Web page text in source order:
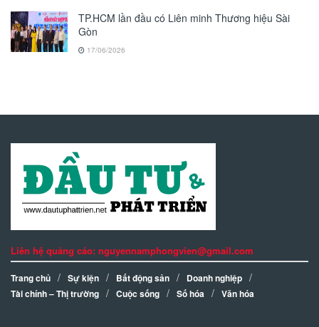
TP.HCM lần đầu có Liên minh Thương hiệu Sài
Gòn
17/06/2026
Liên hệ quảng cáo: nguyennamphongvien@gmail.com
Trang chủ Sự kiện Bất động sản
Doanh nghiệp
Tài chính – Thị trường
Cuộc sống Số hóa Văn hóa